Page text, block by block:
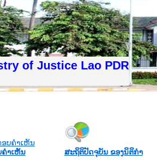
of Justice Lao PDR
ຄໍາເຫັນ ສະຖິຕິປັດຈຸບັນ ຂອງນິຕິກໍາ